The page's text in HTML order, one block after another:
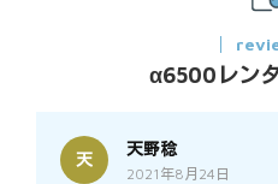
α6500レン
天
天野稔
2021年8月24日